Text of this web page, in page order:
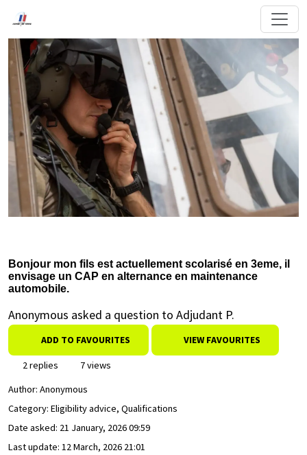
Bonjour mon fils est actuellement scolarisé en 3eme, il
envisage un CAP en alternance en maintenance
automobile.
Anonymous asked a question to Adjudant P.
ADD TO FAVOURITES VIEW FAVOURITES
2 replies
7 views
Author: Anonymous
Category: Eligibility advice, Qualifications
Date asked: 21 January, 2026 09:59
Last update: 12 March, 2026 21:01